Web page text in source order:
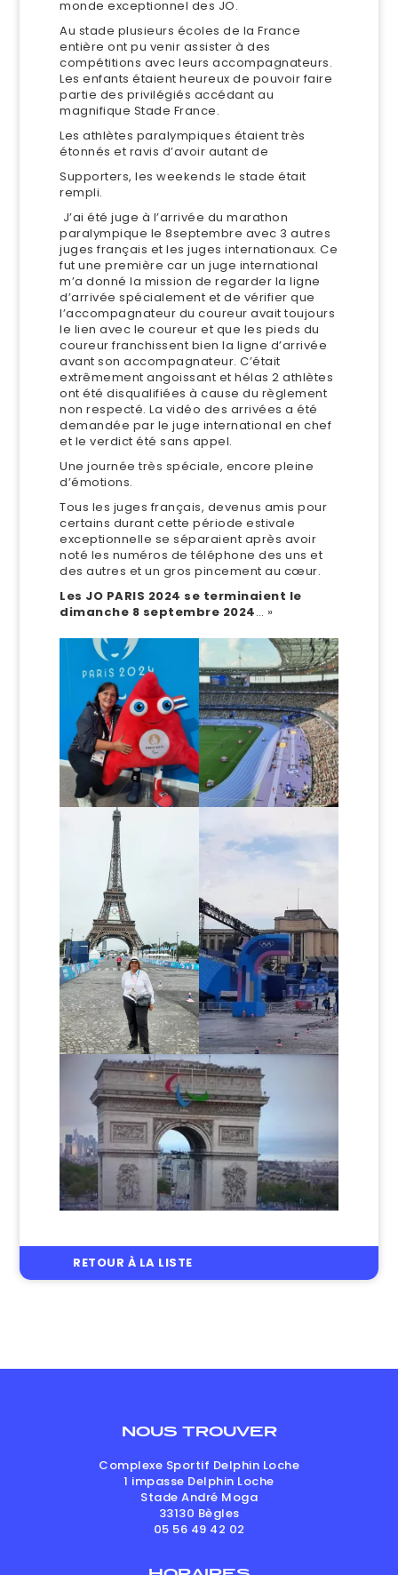
monde exceptionnel des JO.
Au stade plusieurs écoles de la France
entière ont pu venir assister à des
compétitions avec leurs accompagnateurs.
Les enfants étaient heureux de pouvoir faire
partie des privilégiés accédant au
magnifique Stade France.
Les athlètes paralympiques étaient très
étonnés et ravis d’avoir autant de
Supporters, les weekends le stade était
rempli.
J’ai été juge à l’arrivée du marathon
paralympique le 8septembre avec 3 autres
juges français et les juges internationaux. Ce
fut une première car un juge international
m’a donné la mission de regarder la ligne
d’arrivée spécialement et de vérifier que
l’accompagnateur du coureur avait toujours
le lien avec le coureur et que les pieds du
coureur franchissent bien la ligne d’arrivée
avant son accompagnateur. C’était
extrêmement angoissant et hélas 2 athlètes
ont été disqualifiées à cause du règlement
non respecté. La vidéo des arrivées a été
demandée par le juge international en chef
et le verdict été sans appel.
Une journée très spéciale, encore pleine
d’émotions.
Tous les juges français, devenus amis pour
certains durant cette période estivale
exceptionnelle se séparaient après avoir
noté les numéros de téléphone des uns et
des autres et un gros pincement au cœur.
Les JO PARIS 2024 se terminaient le
dimanche 8 septembre 2024… »
RETOUR À LA LISTE
NOUS TROUVER
Complexe Sportif Delphin Loche
1 impasse Delphin Loche
Stade André Moga
33130 Bègles
05 56 49 42 02